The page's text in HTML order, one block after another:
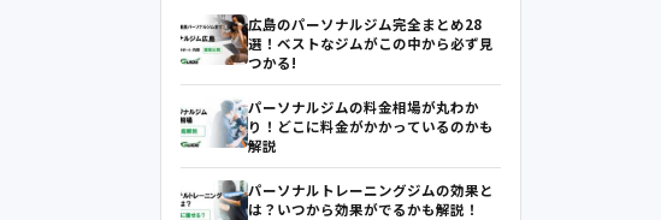
広島のパーソナルジム完全まとめ28
選！ベストなジムがこの中から必ず見
つかる!
パーソナルジムの料金相場が丸わか
り！どこに料金がかかっているのかも
解説
パーソナルトレーニングジムの効果と
は？いつから効果がでるかも解説！